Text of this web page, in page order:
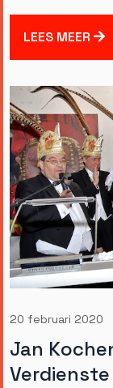
LEES MEER
20 februari 2020
Jan
Verdienste